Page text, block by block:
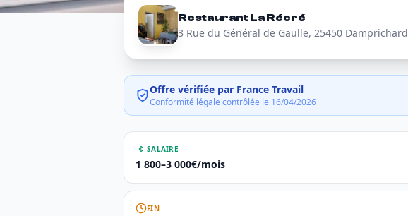
Restaurant La Récré
3 Rue du Général de Gaulle, 25450 Damprichard
Offre vérifiée par France Travail
Conformité légale contrôlée le 16/04/2026
SALAIRE
1 800–3 000€/mois
FIN